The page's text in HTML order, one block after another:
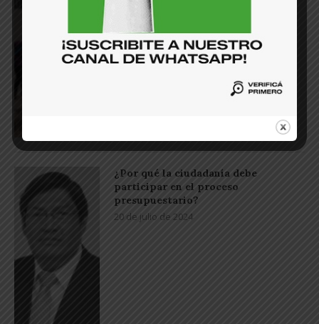
¿Por qué la ciudadanía debe
participar en el proceso
presupuestario?
20 de julio de 2024